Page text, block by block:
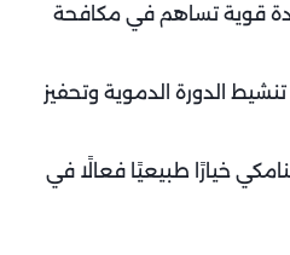
قوية تساهم في مكافحة
الدورة الدموية وتحفيز
خيارًا طبيعيًا فعالًا في